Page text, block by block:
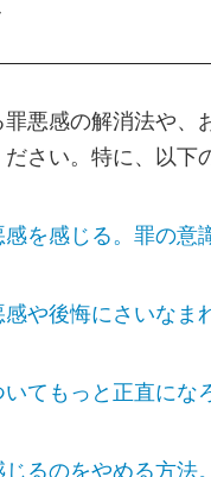
悪感の解消法や
さい。特に、以下
感を感じる。罪の
や後悔にさいなま
てもっと正直にな
るのをやめる方法。